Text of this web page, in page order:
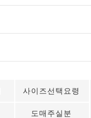
사이즈선택요령
도매주실분